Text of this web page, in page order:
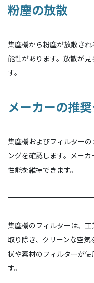
粉塵の放散
集塵機から粉塵が放散さ
能性があります。放散が
す。
メーカーの推
集塵機およびフィルター
ングを確認します。メー
性能を維持できます。
集塵機のフィルターは、
取り除き、クリーンな空
状や素材のフィルターが
す。